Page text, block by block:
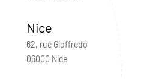
Nice
62, rue Gioffredo
06000 Nice